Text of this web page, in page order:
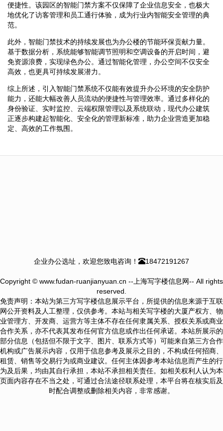
便捷性。该园区的智能门禁方案不仅保障了企业信息安全，也极大
地优化了访客管理和员工通行体验，成为行业内智能安全管理的典
范。
此外，智能门禁技术的持续发展也为办公楼的节能环保贡献力量。
基于数据分析，系统能够智能调节照明和空调设备的开启时间，避
免资源浪费，实现绿色办公。通过智能化管理，办公空间不仅安全
高效，也更具可持续发展潜力。
综上所述，引入智能门禁系统不仅能有效提升办公环境的安全防护
能力，还能大幅改善人员流动的便捷性与管理效率。通过多样化的
身份验证、实时监控、云端权限管理以及系统联动，现代办公建筑
正逐步构建起智能化、安全化的管理新标准，助力企业营造更加稳
定、高效的工作氛围。
企业办公选址，欢迎您致电咨询！ 18472191267
Copyright © www.fudan-ruanjianyuan.cn --上海写字楼信息网-- All rights
reserved.
免责声明：本站为第三方写字楼信息展示平台，所提供的信息来源于互联
网公开资料及人工整理，仅供参考。本站与相关写字楼的大厦产权方、物
业管理方、开发商、运营方等主体不存在任何隶属关系、授权关系或商业
合作关系，亦不代表其发布任何官方信息或作出任何承诺。本站所展示的
部分信息（包括但不限于文字、图片、联系方式等）可能来自第三方合作
机构或广告展示内容，仅用于信息参考及展示之目的，不构成任何招商、
租赁、销售等交易行为或商业建议。任何主体因参考本站信息而产生的行
为及后果，均由其自行承担，本站不承担相关责任。如相关权利人认为本
页面内容存在不当之处，可通过合法途径联系处理，本平台将在核实后及
时配合调整或删除相关内容，非常感谢。